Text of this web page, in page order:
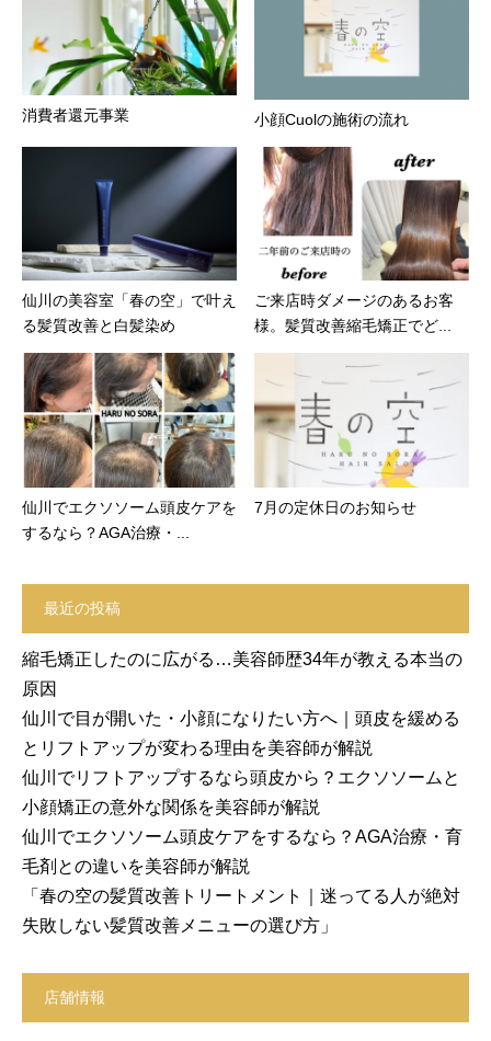
消費者還元事業 小顔Cuolの施術の流れ
仙川の美容室「春の空」で叶え
る髪質改善と白髪染め
ご来店時ダメージのあるお客
様。髪質改善縮毛矯正でど...
仙川でエクソソーム頭皮ケアを
するなら？AGA治療・...
7月の定休日のお知らせ
最近の投稿
縮毛矯正したのに広がる…美容師歴34年が教える本当の
原因
仙川で目が開いた・小顔になりたい方へ｜頭皮を緩める
とリフトアップが変わる理由を美容師が解説
仙川でリフトアップするなら頭皮から？エクソソームと
小顔矯正の意外な関係を美容師が解説
仙川でエクソソーム頭皮ケアをするなら？AGA治療・育
毛剤との違いを美容師が解説
「春の空の髪質改善トリートメント｜迷ってる人が絶対
失敗しない髪質改善メニューの選び方」
店舗情報